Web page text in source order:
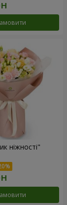
ніжності"